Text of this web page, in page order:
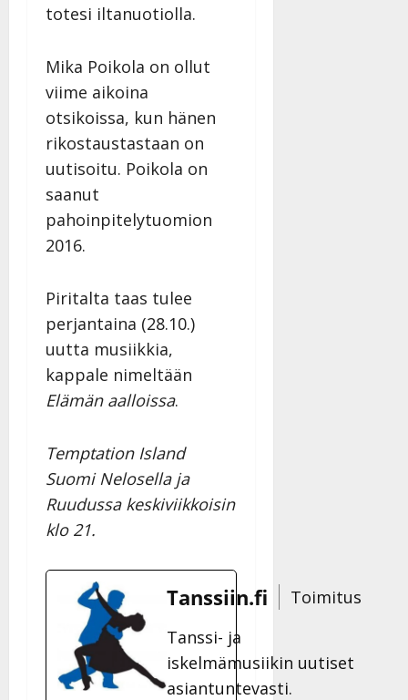
totesi iltanuotiolla.
Mika Poikola on ollut
viime aikoina
otsikoissa, kun hänen
rikostaustastaan on
uutisoitu. Poikola on
saanut
pahoinpitelytuomion
2016.
Piritalta taas tulee
perjantaina (28.10.)
uutta musiikkia,
kappale nimeltään
Elämän aalloissa.
Temptation Island
Suomi Nelosella ja
Ruudussa keskiviikkoisin
klo 21.
Tanssiin.fi
Toimitus
Tanssi- ja
iskelmämusiikin uutiset
asiantuntevasti.